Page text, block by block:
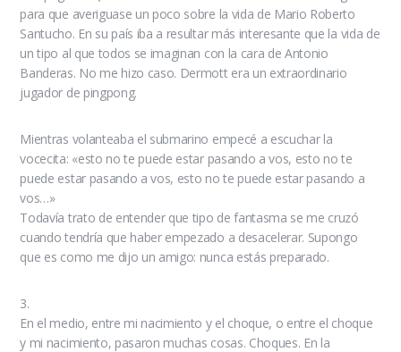
para que averiguase un poco sobre la vida de Mario Roberto
Santucho. En su país iba a resultar más interesante que la vida de
un tipo al que todos se imaginan con la cara de Antonio
Banderas. No me hizo caso. Dermott era un extraordinario
jugador de pingpong.
Mientras volanteaba el submarino empecé a escuchar la
vocecita: «esto no te puede estar pasando a vos, esto no te
puede estar pasando a vos, esto no te puede estar pasando a
vos…»
Todavía trato de entender que tipo de fantasma se me cruzó
cuando tendría que haber empezado a desacelerar. Supongo
que es como me dijo un amigo: nunca estás preparado.
3.
En el medio, entre mi nacimiento y el choque, o entre el choque
y mi nacimiento, pasaron muchas cosas. Choques. En la